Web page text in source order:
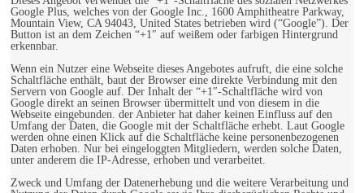
Google Plus, welches von der Google Inc., 1600 Amphitheatre Parkway,
Mountain View, CA 94043, United States betrieben wird (“Google”). Der
Button ist an dem Zeichen “+1″ auf weißem oder farbigen Hintergrund
erkennbar.
Wenn ein Nutzer eine Webseite dieses Angebotes aufruft, die eine solche
Schaltfläche enthält, baut der Browser eine direkte Verbindung mit den
Servern von Google auf. Der Inhalt der “+1″-Schaltfläche wird von
Google direkt an seinen Browser übermittelt und von diesem in die
Webseite eingebunden. der Anbieter hat daher keinen Einfluss auf den
Umfang der Daten, die Google mit der Schaltfläche erhebt. Laut Google
werden ohne einen Klick auf die Schaltfläche keine personenbezogenen
Daten erhoben. Nur bei eingeloggten Mitgliedern, werden solche Daten,
unter anderem die IP-Adresse, erhoben und verarbeitet.
Zweck und Umfang der Datenerhebung und die weitere Verarbeitung und